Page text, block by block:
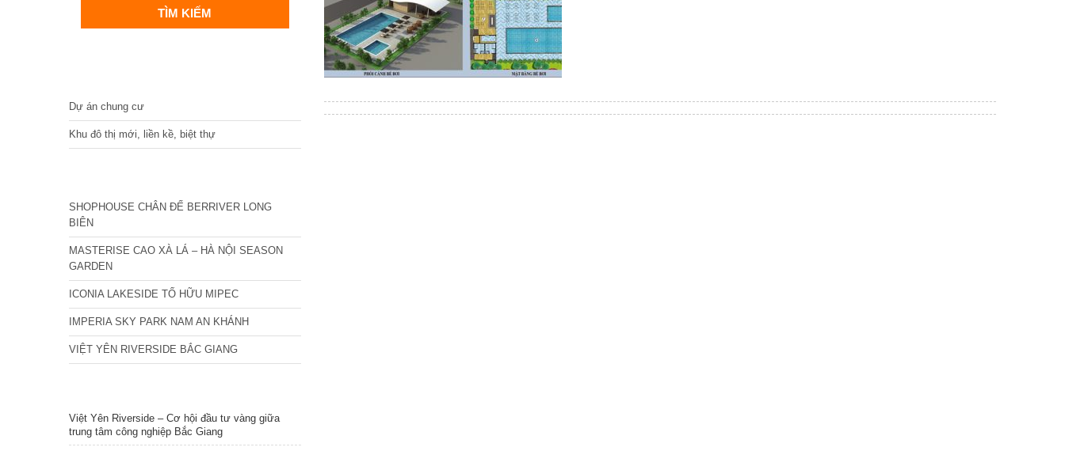
Dự án chung cư
Khu đô thị mới, liền kề, biệt thự
SHOPHOUSE CHÂN ĐẾ BERRIVER LONG
BIÊN
MASTERISE CAO XÀ LÁ – HÀ NỘI SEASON
GARDEN
ICONIA LAKESIDE TỐ HỮU MIPEC
IMPERIA SKY PARK NAM AN KHÁNH
VIỆT YÊN RIVERSIDE BẮC GIANG
Việt Yên Riverside – Cơ hội đầu tư vàng giữa
trung tâm công nghiệp Bắc Giang